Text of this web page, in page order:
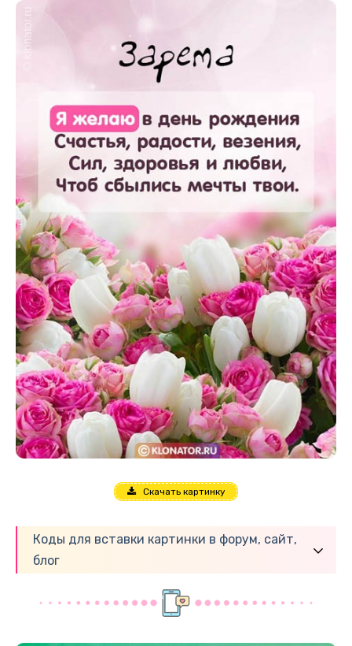
Скачать картинку
Коды для вставки картинки в форум, сайт,
блог